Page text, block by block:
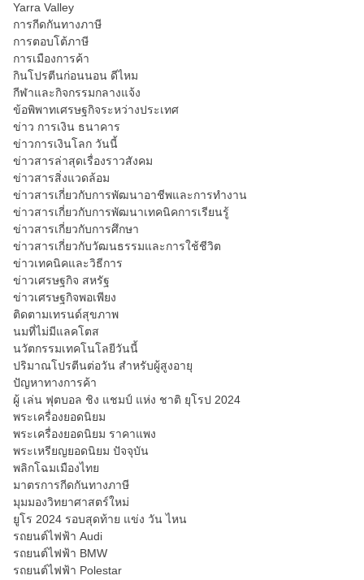
Yarra Valley
การกีดกันทางภาษี
การตอบโต้ภาษี
การเมืองการค้า
กินโปรตีนก่อนนอน ดีไหม
กีฬาและกิจกรรมกลางแจ้ง
ข้อพิพาทเศรษฐกิจระหว่างประเทศ
ข่าว การเงิน ธนาคาร
ข่าวการเงินโลก วันนี้
ข่าวสารล่าสุดเรื่องราวสังคม
ข่าวสารสิ่งแวดล้อม
ข่าวสารเกี่ยวกับการพัฒนาอาชีพและการทำงาน
ข่าวสารเกี่ยวกับการพัฒนาเทคนิคการเรียนรู้
ข่าวสารเกี่ยวกับการศึกษา
ข่าวสารเกี่ยวกับวัฒนธรรมและการใช้ชีวิต
ข่าวเทคนิคและวิธีการ
ข่าวเศรษฐกิจ สหรัฐ
ข่าวเศรษฐกิจพอเพียง
ติดตามเทรนด์สุขภาพ
นมที่ไม่มีแลคโตส
นวัตกรรมเทคโนโลยีวันนี้
ปริมาณโปรตีนต่อวัน สำหรับผู้สูงอายุ
ปัญหาทางการค้า
ผู้ เล่น ฟุตบอล ชิง แชมป์ แห่ง ชาติ ยุโรป 2024
พระเครื่องยอดนิยม
พระเครื่องยอดนิยม ราคาแพง
พระเหรียญยอดนิยม ปัจจุบัน
พลิกโฉมเมืองไทย
มาตรการกีดกันทางภาษี
มุมมองวิทยาศาสตร์ใหม่
ยูโร 2024 รอบสุดท้าย แข่ง วัน ไหน
รถยนต์ไฟฟ้า Audi
รถยนต์ไฟฟ้า BMW
รถยนต์ไฟฟ้า Polestar